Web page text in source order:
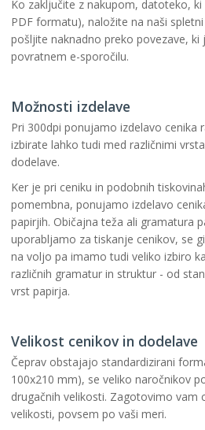
Ko zaključite z nakupom, datoteko,
PDF formatu), naložite na naši
pošljite naknadno preko povezave,
povratnem e-sporočilu.
Možnosti izdelave
Pri 300dpi ponujamo izdelavo cenika
izbirate lahko tudi med različnimi
dodelave.
Ker je pri ceniku in podobnih
pomembna, ponujamo izdelavo
papirjih. Običajna teža ali gramatura
uporabljamo za tiskanje cenikov, se
na voljo pa imamo tudi veliko izbiro
različnih gramatur in struktur - od
vrst papirja.
Velikost cenikov in dodelave
Čeprav obstajajo standardizirani
100x210 mm), se veliko naročnikov
drugačnih velikosti. Zagotovimo vam
velikosti, povsem po vaši meri.